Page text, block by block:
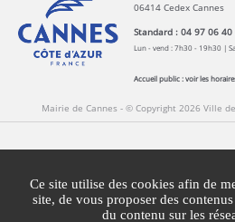
06414 Cedex Cannes
Standard : 04 97 06 40
Lun - vend : 7h30 - 19h30 |
Accueil public :voir les
Mairie de Cannes - © Copyright 2026 Ville
Mentions légales
Ce site utilise des cookies afin de
site, de vous proposer des
du contenu sur les